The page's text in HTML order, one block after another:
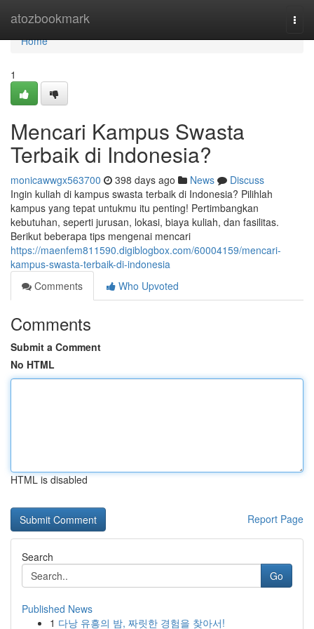
atozbookmark
Home
Home
1
Mencari Kampus Swasta
Terbaik di Indonesia?
monicawwgx563700 398 days ago News
Discuss
Ingin kuliah di kampus swasta terbaik di Indonesia? Pilihlah
kampus yang tepat untukmu itu penting! Pertimbangkan
kebutuhan, seperti jurusan, lokasi, biaya kuliah, dan fasilitas.
Berikut beberapa tips mengenai mencari
https://maenfem811590.digiblogbox.com/60004159/mencari-
kampus-swasta-terbaik-di-indonesia
Comments
Who Upvoted
Comments
Submit a Comment
No HTML
HTML is disabled
Report Page
Search
Go
Published News
1 다낭 유흥의 밤, 짜릿한 경험을 찾아서!